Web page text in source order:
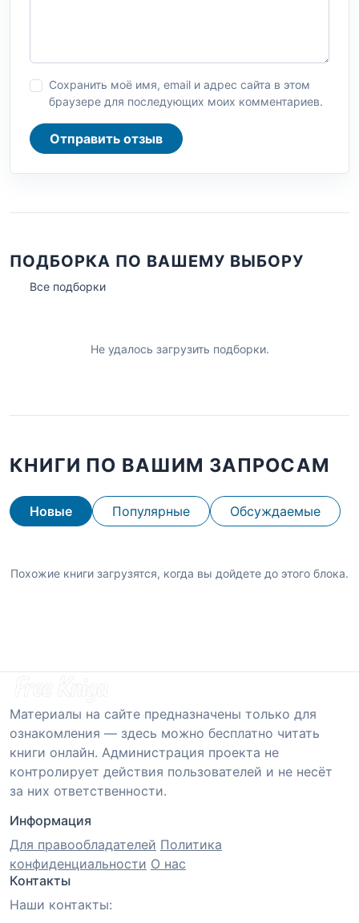
Сохранить моё имя, email и адрес сайта в этом
браузере для последующих моих комментариев.
Отправить отзыв
ПОДБОРКА ПО ВАШЕМУ ВЫБОРУ
Все подборки
Не удалось загрузить подборки.
КНИГИ ПО ВАШИМ ЗАПРОСАМ
Новые Популярные Обсуждаемые
Похожие книги загрузятся, когда вы дойдете до этого блока.
Материалы на сайте предназначены только для
ознакомления — здесь можно бесплатно читать
книги онлайн. Администрация проекта не
контролирует действия пользователей и не несёт
за них ответственности.
Информация
Для правообладателей Политика
конфиденциальности О нас
Контакты
Наши контакты: